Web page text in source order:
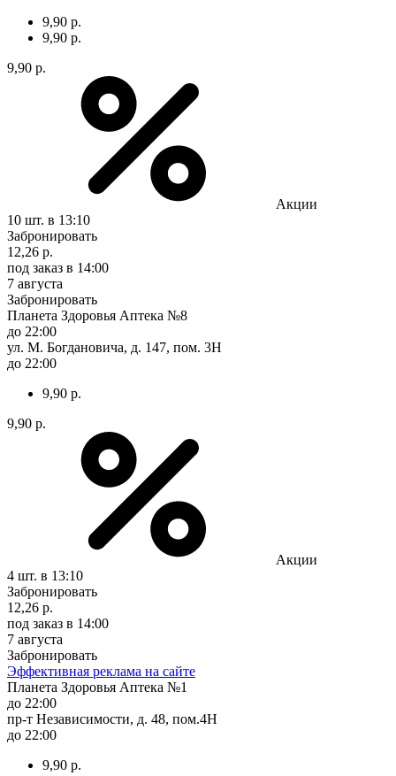
9,90 р.
9,90 р.
9,90 р.
Акции
10 шт. в 13:10
Забронировать
12,26 р.
под заказ в 14:00
7 августа
Забронировать
Планета Здоровья Аптека №8
до 22:00
ул. М. Богдановича, д. 147, пом. 3Н
до 22:00
9,90 р.
9,90 р.
Акции
4 шт. в 13:10
Забронировать
12,26 р.
под заказ в 14:00
7 августа
Забронировать
Эффективная реклама на сайте
Планета Здоровья Аптека №1
до 22:00
пр-т Независимости, д. 48, пом.4Н
до 22:00
9,90 р.